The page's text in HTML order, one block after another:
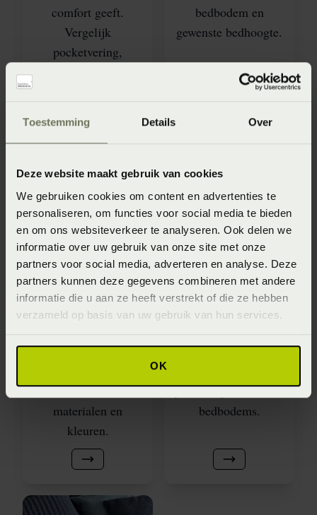
Toestemming Details Over
Deze website maakt gebruik van cookies
We gebruiken cookies om content en advertenties te
personaliseren, om functies voor social media te bieden
en om ons websiteverkeer te analyseren. Ook delen we
informatie over uw gebruik van onze site met onze
partners voor social media, adverteren en analyse. Deze
partners kunnen deze gegevens combineren met andere
informatie die u aan ze heeft verstrekt of die ze hebben
verzameld op basis van uw gebruik van hun services.
OK
comfort geeft.
Vergelijk
pocketvering,
bedbodem en
gewenste bedhoogte.
Badtextiel
Ontdek handdoeken,
badlakens,
gastendoekjes en
verschillende maten,
materialen en
kleuren.
Bedbodems
Een goed matras
verdient een passende
boxsprings, vlakke,
persoonlijk instelbare
bedbodems.